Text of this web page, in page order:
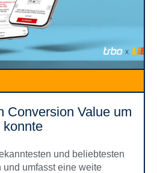
Conversion Value um
konnte
und beliebtesten
und umfasst eine weite